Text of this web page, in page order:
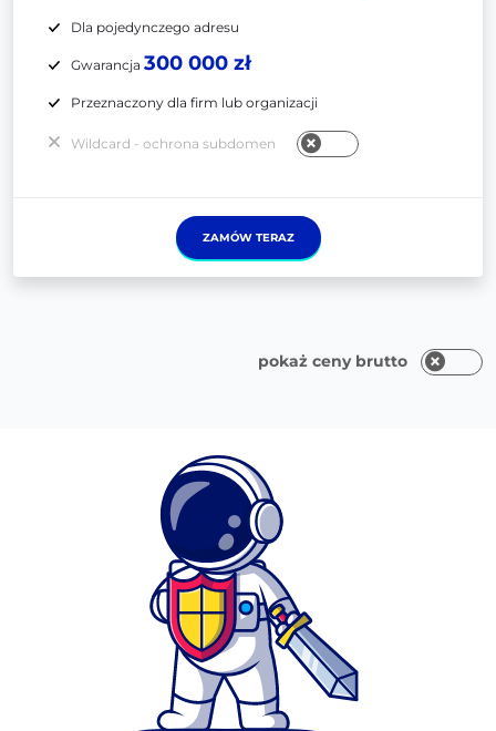
Dla pojedynczego adresu
Gwarancja 300 000 zł
Przeznaczony dla firm lub organizacji
Wildcard - ochrona subdomen
ZAMÓW TERAZ
pokaż ceny brutto